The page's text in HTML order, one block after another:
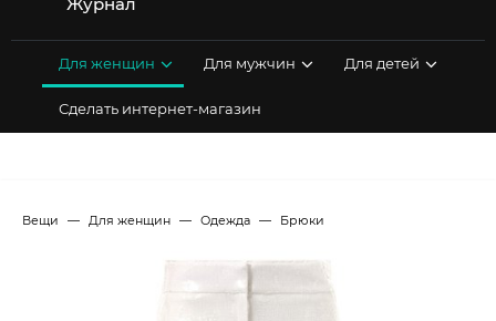
Для женщин Для мужчин Для детей
Сделать интернет-магазин
Вещи Для женщин Одежда Брюки